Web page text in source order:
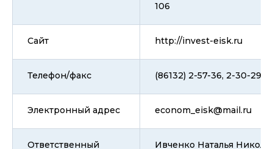
106
Сайт http://invest-eisk.ru
Телефон/факс (86132) 2-57-36, 2-30-29
Электронный адрес econom_eisk@mail.ru
Ответственный
Ивченко Наталья